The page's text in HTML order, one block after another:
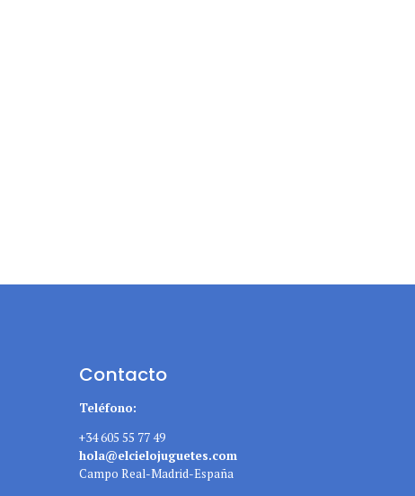
Contacto
Teléfono:
+34 605 55 77 49
hola@elcielojuguetes.com
Campo Real-Madrid-España